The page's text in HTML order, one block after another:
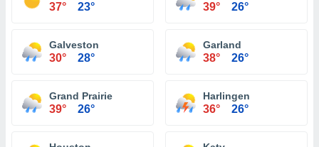
37° 23° 39° 26°
Galveston
30° 28°
Garland
38° 26°
Grand Prairie
39° 26°
Harlingen
36° 26°